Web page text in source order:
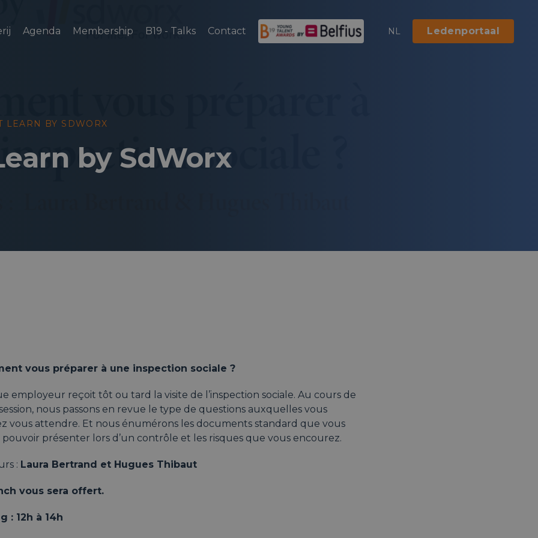
Agenda Membership B19 - Talks Contact NL Ledenportaal
LEARN BY SDWORX
by SdWorx
vous préparer à une inspection sociale ?
employeur reçoit tôt ou tard la visite de l’inspection sociale. Au cours de
nous passons en revue le type de questions auxquelles vous
vous attendre. Et nous énumérons les documents standard que vous
présenter lors d’un contrôle et les risques que vous encourez.
: Laura Bertrand et Hugues Thibaut
vous sera offert.
: 12h à 14h